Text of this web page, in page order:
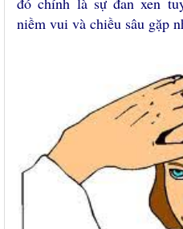
niềm vui và chiều sâu gặp